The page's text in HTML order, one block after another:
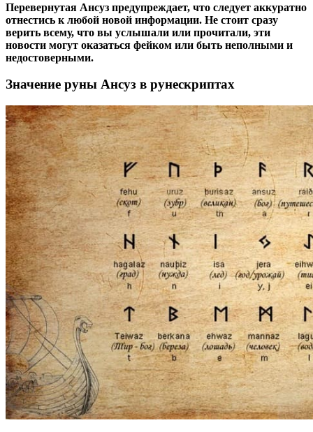
Перевернутая Ансуз предупреждает, что следует аккуратно
отнестись к любой новой информации. Не стоит сразу
верить всему, что вы услышали или прочитали, эти
новости могут оказаться фейком или быть неполными и
недостоверными.
Значение руны Ансуз в рунескриптах